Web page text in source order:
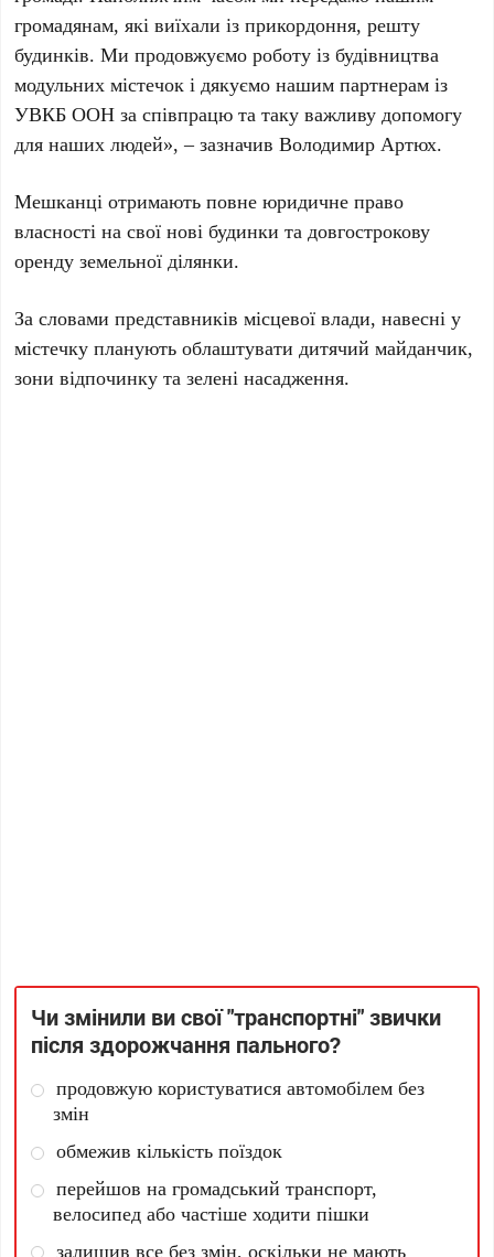
громадянам, які виїхали із прикордоння, решту
будинків. Ми продовжуємо роботу із будівництва
модульних містечок і дякуємо нашим партнерам із
УВКБ ООН за співпрацю та таку важливу допомогу
для наших людей», – зазначив Володимир Артюх.
Мешканці отримають повне юридичне право
власності на свої нові будинки та довгострокову
оренду земельної ділянки.
За словами представників місцевої влади, навесні у
містечку планують облаштувати дитячий майданчик,
зони відпочинку та зелені насадження.
Чи змінили ви свої "транспортні" звички
після здорожчання пального?
продовжую користуватися автомобілем без
змін
обмежив кількість поїздок
перейшов на громадський транспорт,
велосипед або частіше ходити пішки
залишив все без змін, оскільки не мають